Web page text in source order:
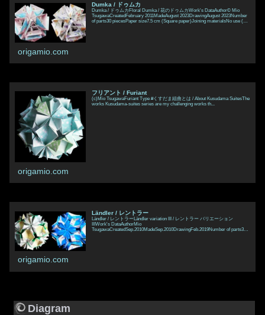
Dumka / ドゥムカ
Dumka / ドゥムカFloral Dumka / 花のドゥムカWork's DataAuthor© Mio
TsugawaCreatedFebruary 2011MadeAugust 2023DrawingAugust 2023Number
of parts30 piecesPaper size7.5 cm (Square paper)Joining materialsNo use (No
origamio.com
フリアント / Furiant
(c)Mio TsugawaFuriant Type #くすだま組曲とは / About Kusudama SuitesThe
works Kusudama-suites series are my challenging works th...
origamio.com
Ländler / レントラー
Ländler / レントラーLändler variation III / レントラー バリエーション
IIIWork's DataAuthorMio
TsugawaCreatedSep.2010MadeSep.2010DrawingFeb.2019Number of parts30
origamio.com
Diagram